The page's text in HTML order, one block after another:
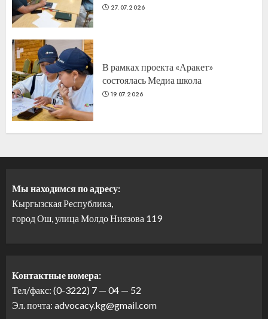
27.07.2026
В рамках проекта «Аракет»
состоялась Медиа школа
19.07.2026
Мы находимся по адресу:
Кыргызская Республика,
город Ош, улица Молдо Ниязова 119
Контактные номера:
Тел/факс: (0-3222) 7 — 04 — 52
Эл. почта: advocacy.kg@gmail.com